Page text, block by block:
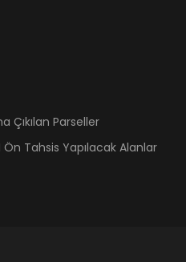
Çıkılan Parseller
Ön Tahsis Yapılacak Alanlar